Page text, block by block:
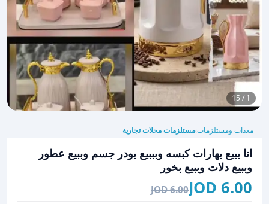
1 / 15
معدات ومستلزمات›مستلزمات محلات تجارية
انا ببيع بهارات كبسه وبببيع بودر جسم وببيع عطور
وببيع دلات وببيع بخور
6.00 JOD
6.00 JOD